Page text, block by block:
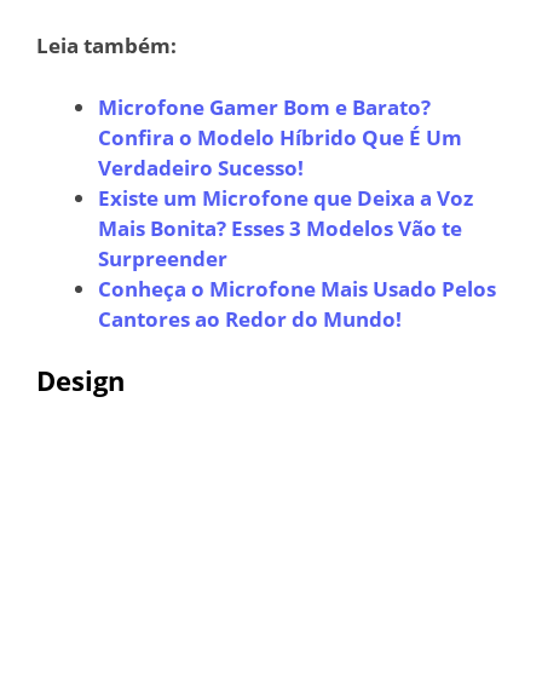
Leia também:
Microfone Gamer Bom e Barato?
Confira o Modelo Híbrido Que É Um
Verdadeiro Sucesso!
Existe um Microfone que Deixa a Voz
Mais Bonita? Esses 3 Modelos Vão te
Surpreender
Conheça o Microfone Mais Usado Pelos
Cantores ao Redor do Mundo!
Design